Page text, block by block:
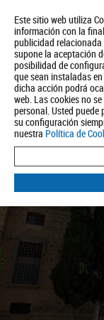
Este sitio web utiliza
información con la
publicidad
supone la aceptación
posibilidad de
que sean instaladas
dicha acción podrá
web. Las cookies no
personal. Usted
su configuración
nuestra Política de